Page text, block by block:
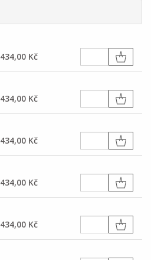
434,00 Kč
434,00 Kč
434,00 Kč
434,00 Kč
434,00 Kč